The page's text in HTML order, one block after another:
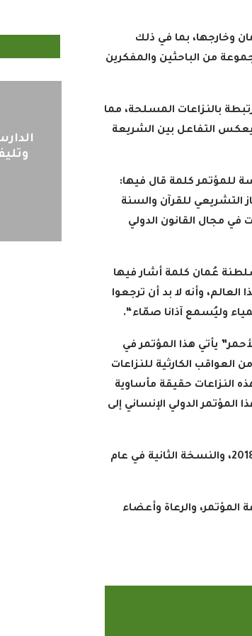
وخارجها، بما في ذلك
من الباحثين والمفكرين
بالنزاعات المسلحة، مما
التفاعل بين الشريعة
للمؤتمر كلمة قال فيها:
التشريعي للقرآن والسنة
مجال القانون الدولي
عُمان كلمة أشار فيها
وأنه لا بد أن ترجعوا
وليُسمع آذانا صمّاء“.
يأتي هذا المؤتمر في
العواقب الكارثية للنزاعات
النزاعات حقيقة مأساوية
الدولي الإنساني إلى
جديرٌ بالذكر أن كلية العلوم الشرعية نظمت النسخة الأولى من هذا المؤتمر في عام 2018، والنسخة الثانية في عام
المؤتمر، والرعاة وأعضاء